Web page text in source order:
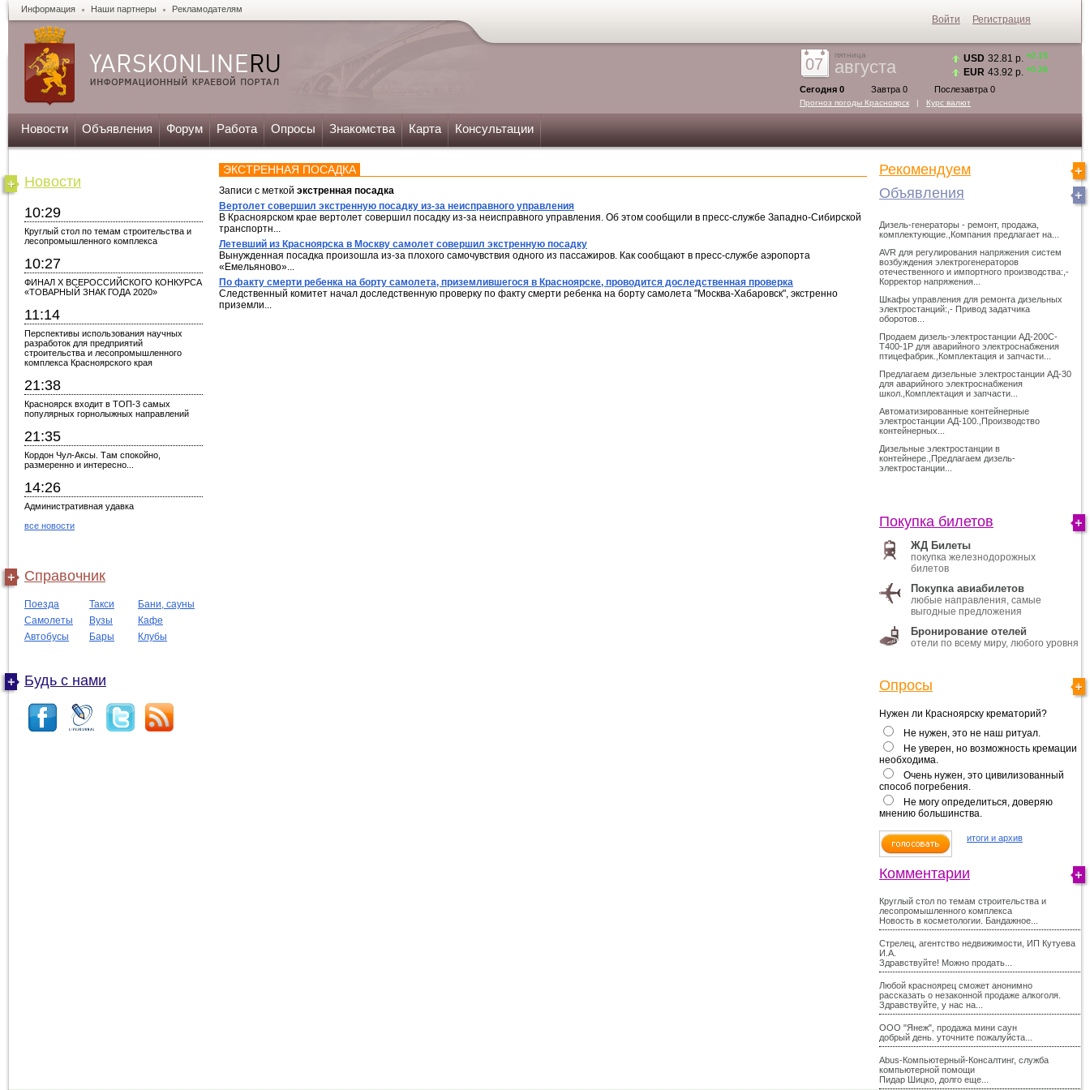
Информация Наши партнеры Рекламодателям
07
пятница
августа
Сегодня 0 Завтра 0 Послезавтра 0
Прогноз погоды Красноярск | Курс валют
USD 32.81 р. +0.15
EUR 43.92 р. +0.26
Новости Объявления Форум Работа Опросы Знакомства Карта Консультации
Новости
10:29
Круглый стол по темам строительства и
лесопромышленного комплекса
10:27
ФИНАЛ X ВСЕРОССИЙСКОГО КОНКУРСА
«ТОВАРНЫЙ ЗНАК ГОДА 2020»
11:14
Перспективы использования научных
разработок для предприятий
строительства и лесопромышленного
комплекса Красноярского края
21:38
Красноярск входит в ТОП-3 самых
популярных горнолыжных направлений
21:35
Кордон Чул-Аксы. Там спокойно,
размеренно и интересно...
14:26
Административная удавка
все новости
Справочник
Поезда Такси
Бани, сауны
Самолеты
Вузы
Кафе
Автобусы
Бары Клубы
Будь с нами
ЭКСТРЕННАЯ ПОСАДКА
Записи с меткой экстренная посадка
Вертолет совершил экстренную посадку из-за неисправного управления
В Красноярском крае вертолет совершил посадку из-за неисправного управления. Об этом сообщили в пресс-службе Западно-Сибирской
транспортн...
Летевший из Красноярска в Москву самолет совершил экстренную посадку
Вынужденная посадка произошла из-за плохого самочувствия одного из пассажиров. Как сообщают в пресс-службе аэропорта
«Емельяново»...
По факту смерти ребенка на борту самолета, приземлившегося в Красноярске, проводится доследственная проверка
Следственный комитет начал доследственную проверку по факту смерти ребенка на борту самолета "Москва-Хабаровск", экстренно
приземли...
Рекомендуем
Объявления
Дизель-генераторы - ремонт, продажа,
комплектующие.,Компания предлагает на...
AVR для регулирования напряжения систем
возбуждения электрогенераторов
отечественного и импортного производства:,-
Корректор напряжения...
Шкафы управления для ремонта дизельных
электростанций:,- Привод задатчика
оборотов...
Продаем дизель-электростанции АД-200С-
Т400-1Р для аварийного электроснабжения
птицефабрик.,Комплектация и запчасти...
Предлагаем дизельные электростанции АД-30
для аварийного электроснабжения
школ.,Комплектация и запчасти...
Автоматизированные контейнерные
электростанции АД-100.,Производство
контейнерных...
Дизельные электростанции в
контейнере.,Предлагаем дизель-
электростанции...
Покупка билетов
ЖД Билеты
покупка железнодорожных
билетов
Покупка авиабилетов
любые направления, самые
выгодные предложения
Бронирование отелей
отели по всему миру, любого уровня
Опросы
Нужен ли Красноярску крематорий?
Не нужен, это не наш ритуал.
Не уверен, но возможность кремации
необходима.
Очень нужен, это цивилизованный
способ погребения.
Не могу определиться, доверяю
мнению большинства.
итоги и архив
Комментарии
Круглый стол по темам строительства и
лесопромышленного комплекса
Новость в косметологии. Бандажное...
Стрелец, агентство недвижимости, ИП Кутуева
И.А.
Здравствуйте! Можно продать...
Любой красноярец сможет анонимно
рассказать о незаконной продаже алкоголя.
Здравствуйте, у нас на...
ООО "Янеж", продажа мини саун
добрый день. уточните пожалуйста...
Abus-Компьютерный-Консалтинг, служба
компьютерной помощи
Пидар Шицко, долго еще...
Войти Регистрация